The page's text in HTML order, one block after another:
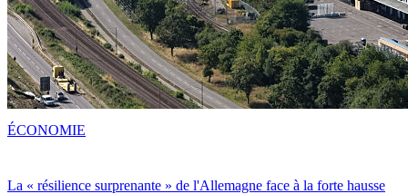
La « résilience surprenante » de l'Allemagne face à la forte hausse
ÉCONOMIE